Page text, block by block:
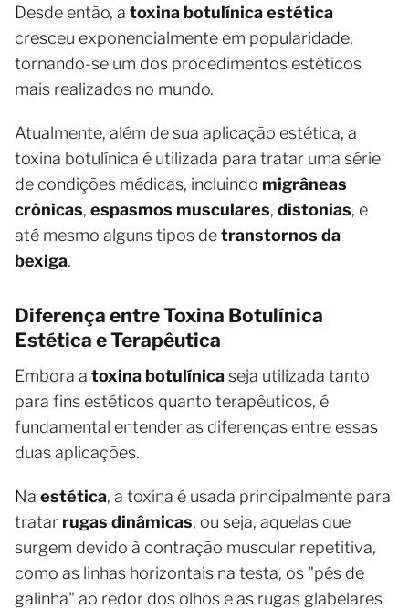
Desde então, a toxina botulínica estética
cresceu exponencialmente em popularidade,
tornando-se um dos procedimentos estéticos
mais realizados no mundo.
Atualmente, além de sua aplicação estética, a
toxina botulínica é utilizada para tratar uma série
de condições médicas, incluindo migrâneas
crônicas, espasmos musculares, distonias, e
até mesmo alguns tipos detranstornos da
bexiga.
Diferença entre Toxina Botulínica
Estética e Terapêutica
Embora a toxina botulínicaseja utilizada tanto
para fins estéticos quanto terapêuticos, é
fundamental entender as diferenças entre essas
duas aplicações.
Na estética, a toxina é usada principalmente para
tratar rugas dinâmicas, ou seja, aquelas que
surgem devido à contração muscular repetitiva,
como as linhas horizontais na testa, os "pés de
galinha" ao redor dos olhos e as rugas glabelares